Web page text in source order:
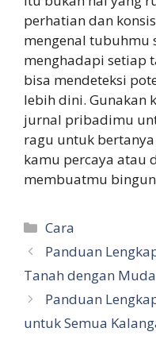
perhatian dan
mengenal tubuhmu
menghadapi setiap
bisa mendeteksi
lebih dini. Gunakan
jurnal pribadimu
ragu untuk
kamu percaya atau
membuatmu
Categories
Cara
Panduan
Tanah dengan
Panduan
untuk Semua